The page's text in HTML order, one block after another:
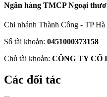
Ngân hàng TMCP Ngoại
Chi nhánh Thành Công - TP
Số tài khoản: 0451000373158
Chủ tài khoản: CÔNG TY CỔ
Các đối tác